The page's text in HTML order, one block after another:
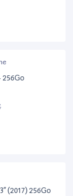
256Go
(2017) 256Go